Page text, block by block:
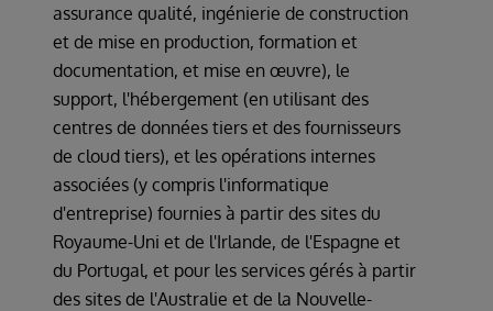
assurance qualité, ingénierie de construction
et de mise en production, formation et
documentation, et mise en œuvre), le
support, l'hébergement (en utilisant des
centres de données tiers et des fournisseurs
de cloud tiers), et les opérations internes
associées (y compris l'informatique
d'entreprise) fournies à partir des sites du
Royaume-Uni et de l'Irlande, de l'Espagne et
du Portugal, et pour les services gérés à partir
des sites de l'Australie et de la Nouvelle-